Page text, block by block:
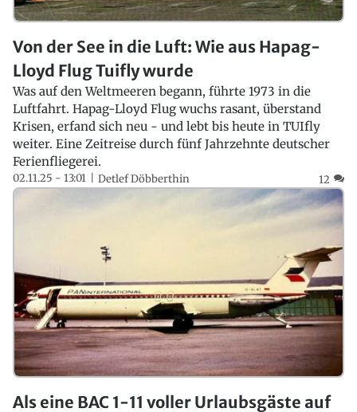
Von der See in die Luft: Wie aus Hapag-
Lloyd Flug Tuifly wurde
Was auf den Weltmeeren begann, führte 1973 in die
Luftfahrt. Hapag-Lloyd Flug wuchs rasant, überstand
Krisen, erfand sich neu - und lebt bis heute in TUIfly
weiter. Eine Zeitreise durch fünf Jahrzehnte deutscher
Ferienfliegerei.
02.11.25 - 13:01 Detlef Döbberthin 12
Als eine BAC 1-11 voller Urlaubsgäste auf